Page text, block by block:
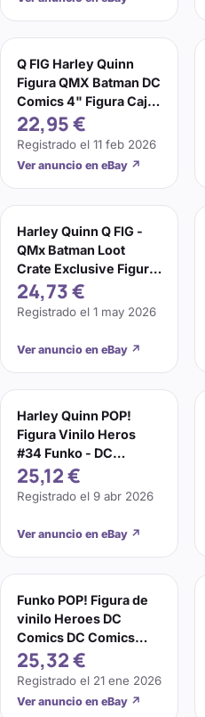
Q FIG Harley Quinn
Figura QMX Batman DC
Comics 4" Figura Caja
de botín
22,95 €
Registrado el 11 feb 2026
Ver anuncio en eBay ↗
Harley Quinn Q FIG -
QMx Batman Loot
Crate Exclusive Figure
in Box - N1
24,73 €
Registrado el 1 may 2026
Ver anuncio en eBay ↗
Harley Quinn POP!
Figura Vinilo Heros
#34 Funko - DC
Comics
25,12 €
Registrado el 9 abr 2026
Ver anuncio en eBay ↗
Funko POP! Figura de
vinilo Heroes DC
Comics DC Comics
Harley Quinn #34
25,32 €
Registrado el 21 ene 2026
Ver anuncio en eBay ↗